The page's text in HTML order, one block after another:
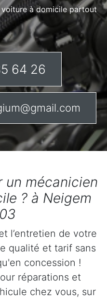
à domicile partout
64 26
un mécanicien
? à Neigem
l’entretien de votre
qualité et tarif sans
concession !
réparations et
chez vous, sur